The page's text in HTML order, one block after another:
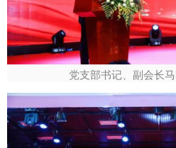
党支部书记、副会长